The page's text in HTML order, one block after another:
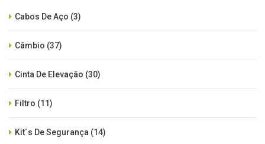
Cabos De Aço (3)
Câmbio (37)
Cinta De Elevação (30)
Filtro (11)
Kit´s De Segurança (14)